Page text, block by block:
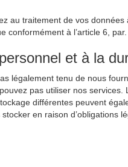
traitement de vos
à l’article 6,
et à la
légalement tenu de nous
pas utiliser nos
différentes peuvent
en raison d’obligations